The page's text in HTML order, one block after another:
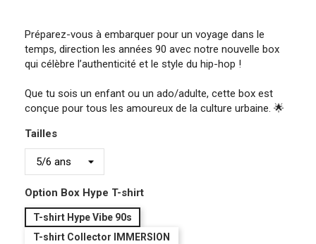
Préparez-vous à embarquer pour un voyage dans le
temps, direction les années 90 avec notre nouvelle box
qui célèbre l’authenticité et le style du hip-hop !
Que tu sois un enfant ou un ado/adulte, cette box est
conçue pour tous les amoureux de la culture urbaine. 🌟
Tailles
Option Box Hype T-shirt
T-shirt Hype Vibe 90s
T-shirt Collector IMMERSION